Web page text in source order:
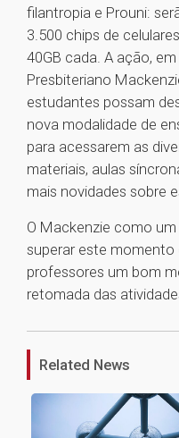
filantropia e Prouni:
3.500 chips de
40GB cada. A ação,
Presbiteriano
estudantes possam
nova modalidade de
para acessarem as
materiais, aulas
mais novidades sobre
O Mackenzie como
superar este momento
professores um bom
retomada das
Related News